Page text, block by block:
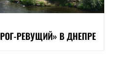
РЕВУЩИЙ» В ДНЕПРЕ